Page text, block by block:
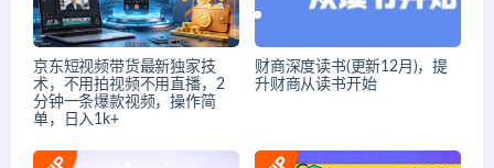
京东短视频带货最新独家技
术，不用拍视频不用直播，2
分钟一条爆款视频，操作简
单，日入1k+
财商深度读书(更新12月)，提
升财商从读书开始